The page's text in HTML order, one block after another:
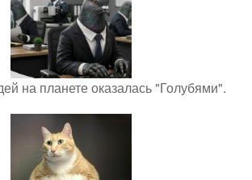
на планете оказалась "Голубями".